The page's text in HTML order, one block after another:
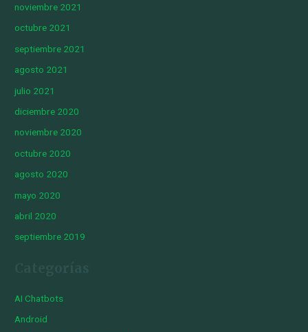
noviembre 2021
octubre 2021
septiembre 2021
agosto 2021
julio 2021
diciembre 2020
noviembre 2020
octubre 2020
agosto 2020
mayo 2020
abril 2020
septiembre 2019
AI Chatbots
Android